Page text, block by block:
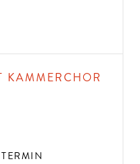
KAMMERCHOR
TERMIN